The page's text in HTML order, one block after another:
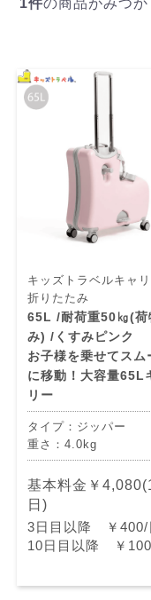
1件の商品がみつか
キッズトラベルキャ
折りたたみ
65L /耐荷重50㎏(荷
み) /くすみピンク
お子様を乗せてスム
に移動！大容量65L
リー
タイプ：ジッパー
重さ：4.0kg
基本料金￥
日)
3日目以降 ￥400/
10日目以降 ￥